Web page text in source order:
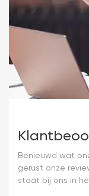
Benieuwd wat
gerust onze
staat bij ons in